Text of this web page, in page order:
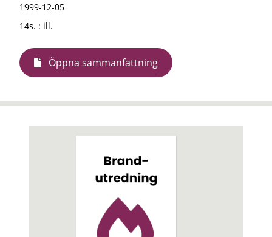
1999-12-05
14s. : ill.
Öppna sammanfattning